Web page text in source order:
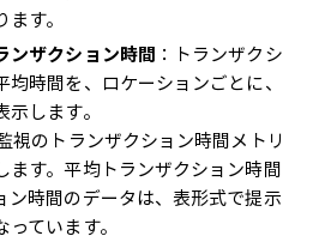
す。
ンザクション時間 ：トランザクシ
時間を、ロケーションごとに、
します。
視のトランザクション時間メトリ
ます。平均トランザクション時間
ン時間のデータは、表形式で提示
ています。